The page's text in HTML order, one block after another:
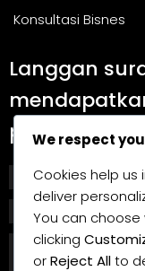
Konsultasi Bisnes
Langgan
panduan
We respect
Cookies help us
deliver
You can
clicking
orReject Allto